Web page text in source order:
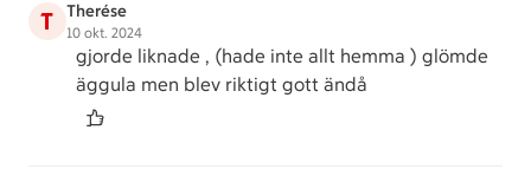
T Therése
10 okt. 2024
gjorde liknade , (hade inte allt hemma ) glömde
äggula men blev riktigt gott ändå